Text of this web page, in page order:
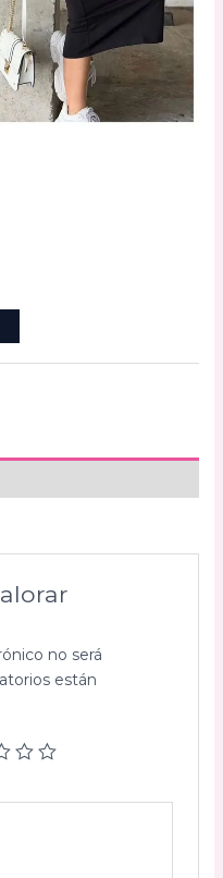
no será
están